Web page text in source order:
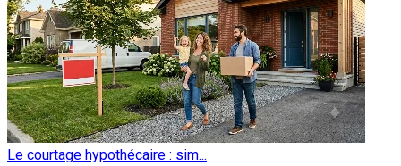
Le courtage hypothécaire : sim...